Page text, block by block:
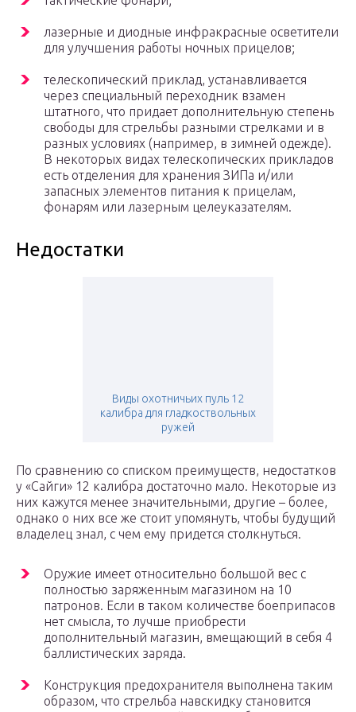
лазерные и диодные инфракрасные осветители
для улучшения работы ночных прицелов;
телескопический приклад, устанавливается
через специальный переходник взамен
штатного, что придает дополнительную степень
свободы для стрельбы разными стрелками и в
разных условиях (например, в зимней одежде).
В некоторых видах телескопических прикладов
есть отделения для хранения ЗИПа и/или
запасных элементов питания к прицелам,
фонарям или лазерным целеуказателям.
Недостатки
Виды охотничьих пуль 12
калибра для гладкоствольных
ружей
По сравнению со списком преимуществ, недостатков
у «Сайги» 12 калибра достаточно мало. Некоторые из
них кажутся менее значительными, другие – более,
однако о них все же стоит упомянуть, чтобы будущий
владелец знал, с чем ему придется столкнуться.
Оружие имеет относительно большой вес с
полностью заряженным магазином на 10
патронов. Если в таком количестве боеприпасов
нет смысла, то лучше приобрести
дополнительный магазин, вмещающий в себя 4
баллистических заряда.
Конструкция предохранителя выполнена таким
образом, что стрельба навскидку становится